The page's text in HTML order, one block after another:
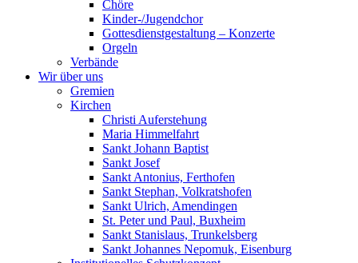
Chöre
Kinder-/Jugendchor
Gottesdienstgestaltung – Konzerte
Orgeln
Verbände
Wir über uns
Gremien
Kirchen
Christi Auferstehung
Maria Himmelfahrt
Sankt Johann Baptist
Sankt Josef
Sankt Antonius, Ferthofen
Sankt Stephan, Volkratshofen
Sankt Ulrich, Amendingen
St. Peter und Paul, Buxheim
Sankt Stanislaus, Trunkelsberg
Sankt Johannes Nepomuk, Eisenburg